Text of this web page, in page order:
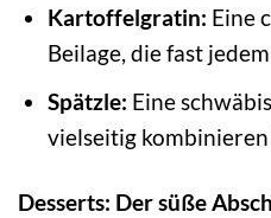
Kartoffelgratin: Eine
Beilage, die fast
Spätzle: Eine
vielseitig kombinieren
Desserts: Der süße